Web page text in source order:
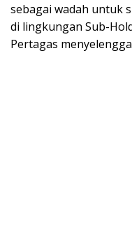
sebagai wadah untuk
di lingkungan Sub-
Pertagas